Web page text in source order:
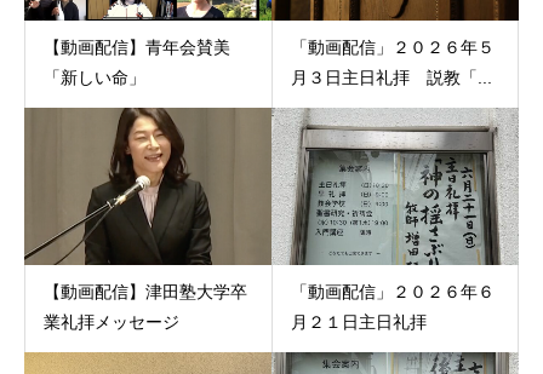
【動画配信】青年会賛美
「新しい命」
「動画配信」２０２６年５
月３日主日礼拝 説教「...
【動画配信】津田塾大学卒
業礼拝メッセージ
「動画配信」２０２６年６
月２１日主日礼拝